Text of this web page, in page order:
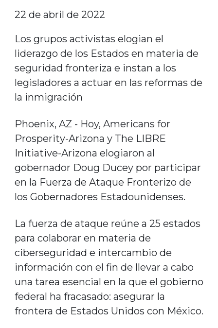
22 de abril de 2022
Los grupos activistas elogian el
liderazgo de los Estados en materia de
seguridad fronteriza e instan a los
legisladores a actuar en las reformas de
la inmigración
Phoenix, AZ - Hoy, Americans for
Prosperity-Arizona y The LIBRE
Initiative-Arizona elogiaron al
gobernador Doug Ducey por participar
en la Fuerza de Ataque Fronterizo de
los Gobernadores Estadounidenses.
La fuerza de ataque reúne a 25 estados
para colaborar en materia de
ciberseguridad e intercambio de
información con el fin de llevar a cabo
una tarea esencial en la que el gobierno
federal ha fracasado: asegurar la
frontera de Estados Unidos con México.